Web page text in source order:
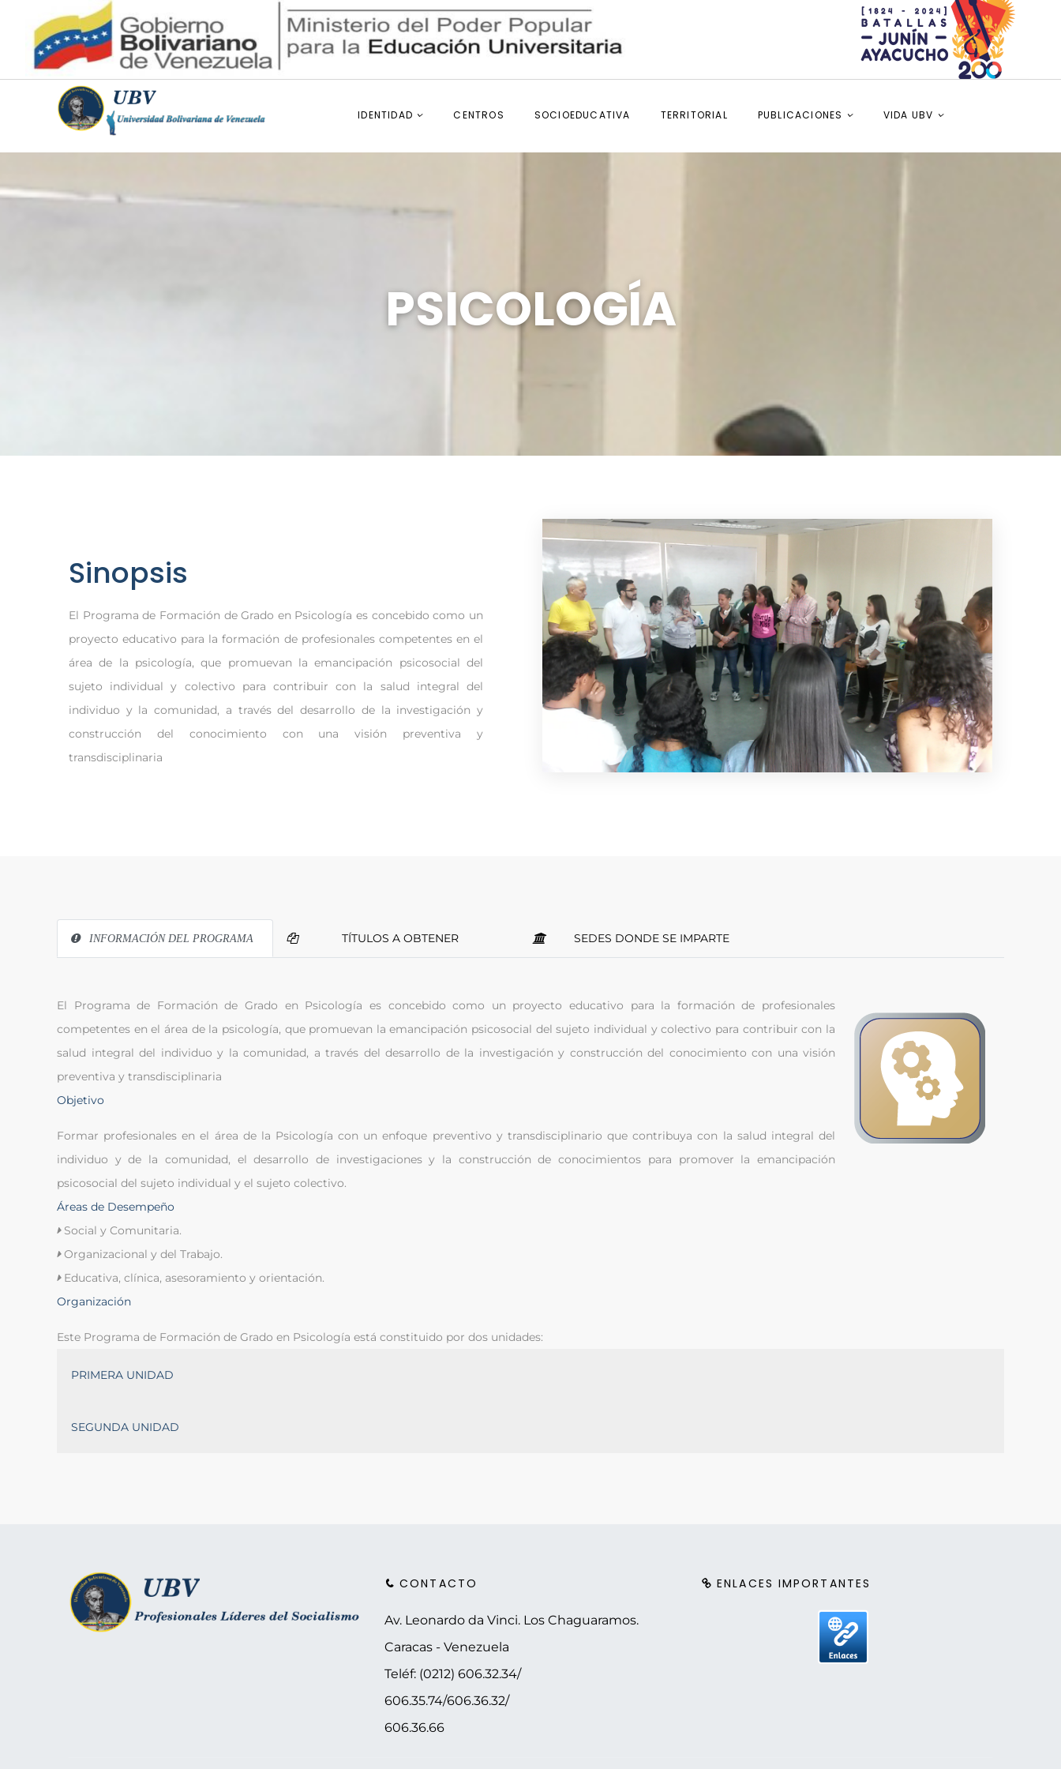
IDENTIDAD CENTROS SOCIOEDUCATIVA TERRITORIAL PUBLICACIONES VIDA UBV
PSICOLOGÍA
Sinopsis
El Programa de Formación de Grado en Psicología es concebido como un
proyecto educativo para la formación de profesionales competentes en el
área de la psicología, que promuevan la emancipación psicosocial del
sujeto individual y colectivo para contribuir con la salud integral del
individuo y la comunidad, a través del desarrollo de la investigación y
construcción del conocimiento con una visión preventiva y
transdisciplinaria
INFORMACIÓN DEL PROGRAMA TÍTULOS A OBTENER SEDES DONDE SE IMPARTE
El Programa de Formación de Grado en Psicología es concebido como un proyecto educativo para la formación de profesionales
competentes en el área de la psicología, que promuevan la emancipación psicosocial del sujeto individual y colectivo para contribuir con la
salud integral del individuo y la comunidad, a través del desarrollo de la investigación y construcción del conocimiento con una visión
preventiva y transdisciplinaria
Objetivo
Formar profesionales en el área de la Psicología con un enfoque preventivo y transdisciplinario que contribuya con la salud integral del
individuo y de la comunidad, el desarrollo de investigaciones y la construcción de conocimientos para promover la emancipación
psicosocial del sujeto individual y el sujeto colectivo.
Áreas de Desempeño
Social y Comunitaria.
Organizacional y del Trabajo.
Educativa, clínica, asesoramiento y orientación.
Organización
Este Programa de Formación de Grado en Psicología está constituido por dos unidades:
PRIMERA UNIDAD
SEGUNDA UNIDAD
CONTACTO
Av. Leonardo da Vinci. Los Chaguaramos.
Caracas - Venezuela
Teléf: (0212) 606.32.34/
606.35.74/606.36.32/
606.36.66
ENLACES IMPORTANTES